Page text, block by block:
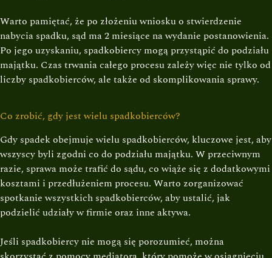
Warto pamiętać, że po złożeniu wniosku o stwierdzenie
nabycia spadku, sąd ma 2 miesiące na wydanie postanowienia.
Po jego uzyskaniu, spadkobiercy mogą przystąpić do podziału
majątku. Czas trwania całego procesu zależy więc nie tylko od
liczby spadkobierców, ale także od skomplikowania sprawy.
Co zrobić, gdy jest wielu spadkobierców?
Gdy spadek obejmuje wielu spadkobierców, kluczowe jest, aby
wszyscy byli zgodni co do podziału majątku. W przeciwnym
razie, sprawa może trafić do sądu, co wiąże się z dodatkowymi
kosztami i przedłużeniem procesu. Warto zorganizować
spotkanie wszystkich spadkobierców, aby ustalić, jak
podzielić udziały w firmie oraz inne aktywa.
Jeśli spadkobiercy nie mogą się porozumieć, można